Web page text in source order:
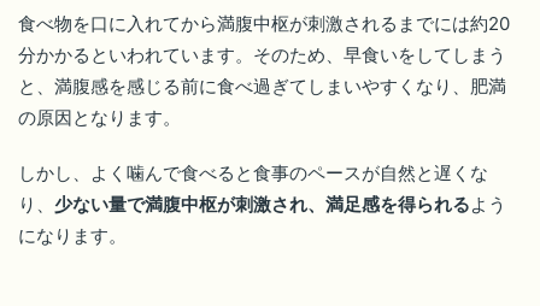
食べ物を口に入れてから満腹中枢が刺激されるまでには約20
分かかるといわれています。そのため、早食いをしてしまう
と、満腹感を感じる前に食べ過ぎてしまいやすくなり、肥満
の原因となります。
しかし、よく噛んで食べると食事のペースが自然と遅くな
り、 少ない量で満腹中枢が刺激され、満足感を得られるよう
になります。